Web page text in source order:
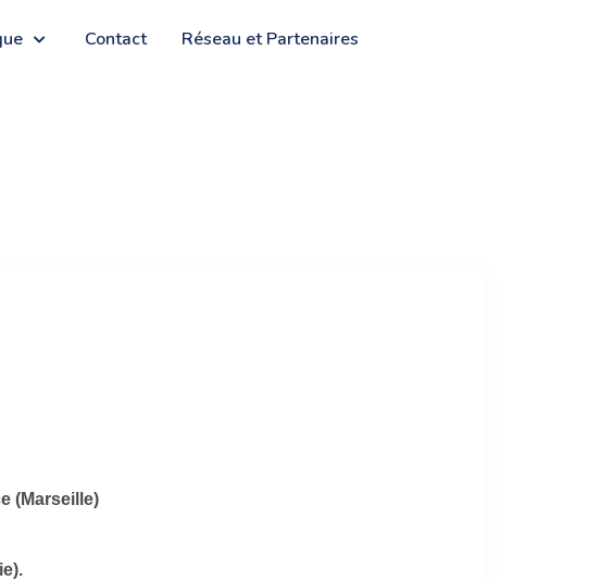
Contact
Réseau et Partenaires
(Marseille)